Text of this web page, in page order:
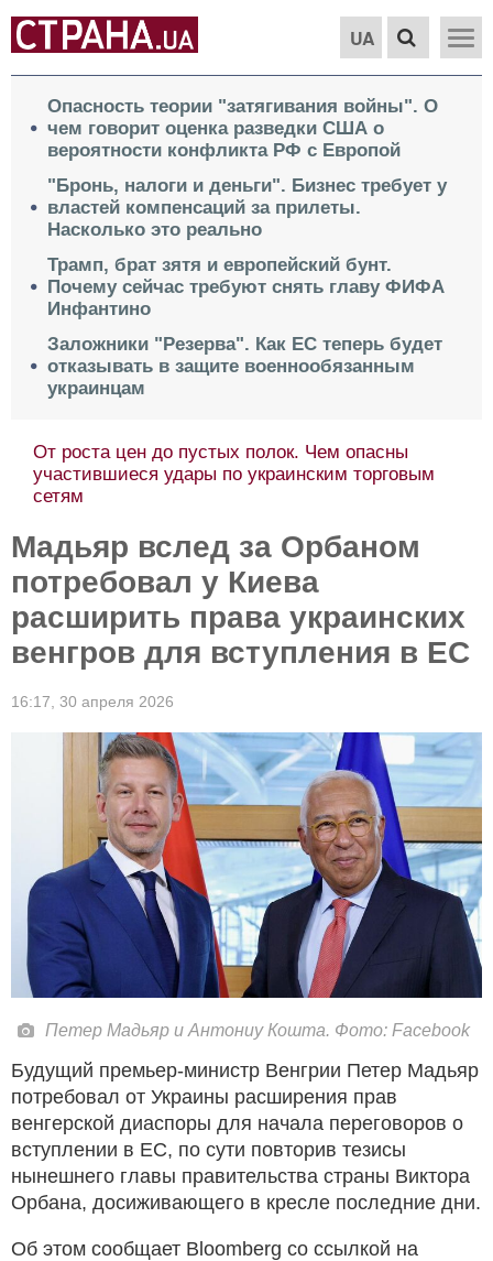
UA
Опасность теории "затягивания войны". О
чем говорит оценка разведки США о
вероятности конфликта РФ с Европой
"Бронь, налоги и деньги". Бизнес требует у
властей компенсаций за прилеты.
Насколько это реально
Трамп, брат зятя и европейский бунт.
Почему сейчас требуют снять главу ФИФА
Инфантино
Заложники "Резерва". Как ЕС теперь будет
отказывать в защите военнообязанным
украинцам
От роста цен до пустых полок. Чем опасны
участившиеся удары по украинским торговым
сетям
Мадьяр вслед за Орбаном
потребовал у Киева
расширить права украинских
венгров для вступления в ЕС
16:17, 30 апреля 2026
Петер Мадьяр и Антониу Кошта. Фото: Facebook
Будущий премьер-министр Венгрии Петер Мадьяр
потребовал от Украины расширения прав
венгерской диаспоры для начала переговоров о
вступлении в ЕС, по сути повторив тезисы
нынешнего главы правительства страны Виктора
Орбана, досиживающего в кресле последние дни.
Об этом сообщает Bloomberg со ссылкой на